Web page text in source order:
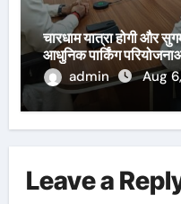
चारधाम यात्रा होगी और
आधुनिक पार्किंग
admin
Aug
Leave a